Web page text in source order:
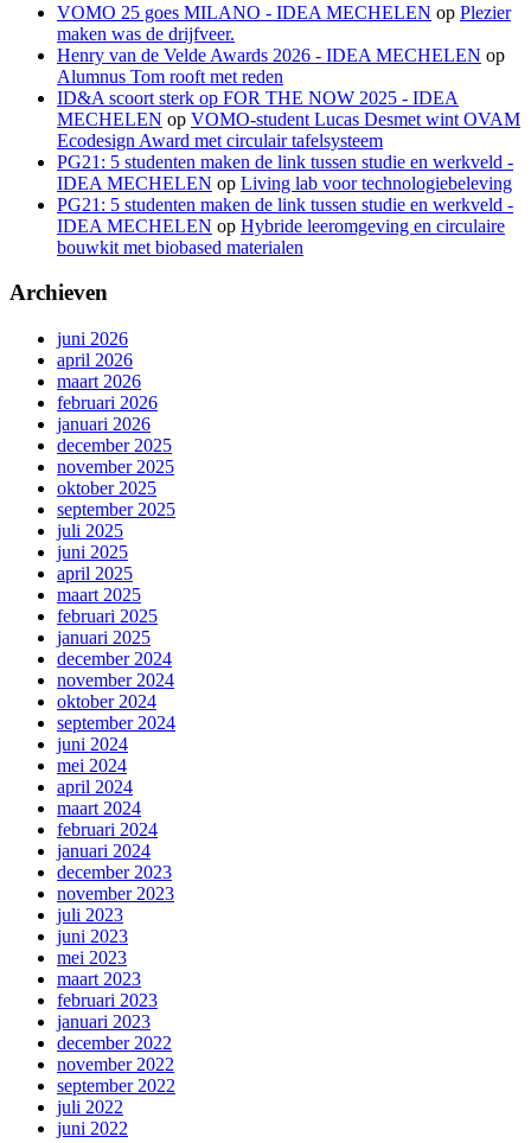
VOMO 25 goes MILANO - IDEA MECHELEN op Plezier
maken was de drijfveer.
Henry van de Velde Awards 2026 - IDEA MECHELEN op
Alumnus Tom rooft met reden
ID&A scoort sterk op FOR THE NOW 2025 - IDEA
MECHELEN op VOMO-student Lucas Desmet wint OVAM
Ecodesign Award met circulair tafelsysteem
PG21: 5 studenten maken de link tussen studie en werkveld -
IDEA MECHELEN op Living lab voor technologiebeleving
PG21: 5 studenten maken de link tussen studie en werkveld -
IDEA MECHELEN op Hybride leeromgeving en circulaire
bouwkit met biobased materialen
Archieven
juni 2026
april 2026
maart 2026
februari 2026
januari 2026
december 2025
november 2025
oktober 2025
september 2025
juli 2025
juni 2025
april 2025
maart 2025
februari 2025
januari 2025
december 2024
november 2024
oktober 2024
september 2024
juni 2024
mei 2024
april 2024
maart 2024
februari 2024
januari 2024
december 2023
november 2023
juli 2023
juni 2023
mei 2023
maart 2023
februari 2023
januari 2023
december 2022
november 2022
september 2022
juli 2022
juni 2022